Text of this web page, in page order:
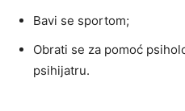
Bavi se sportom;
Obrati se za pomoć
psihijatru.